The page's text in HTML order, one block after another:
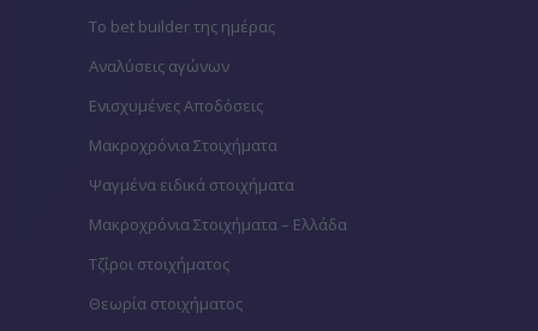
To bet builder της ημέρας
Αναλύσεις αγώνων
Ενισχυμένες Αποδόσεις
Μακροχρόνια Στοιχήματα
Ψαγμένα ειδικά στοιχήματα
Μακροχρόνια Στοιχήματα – Ελλάδα
Τζίροι στοιχήματος
Θεωρία στοιχήματος